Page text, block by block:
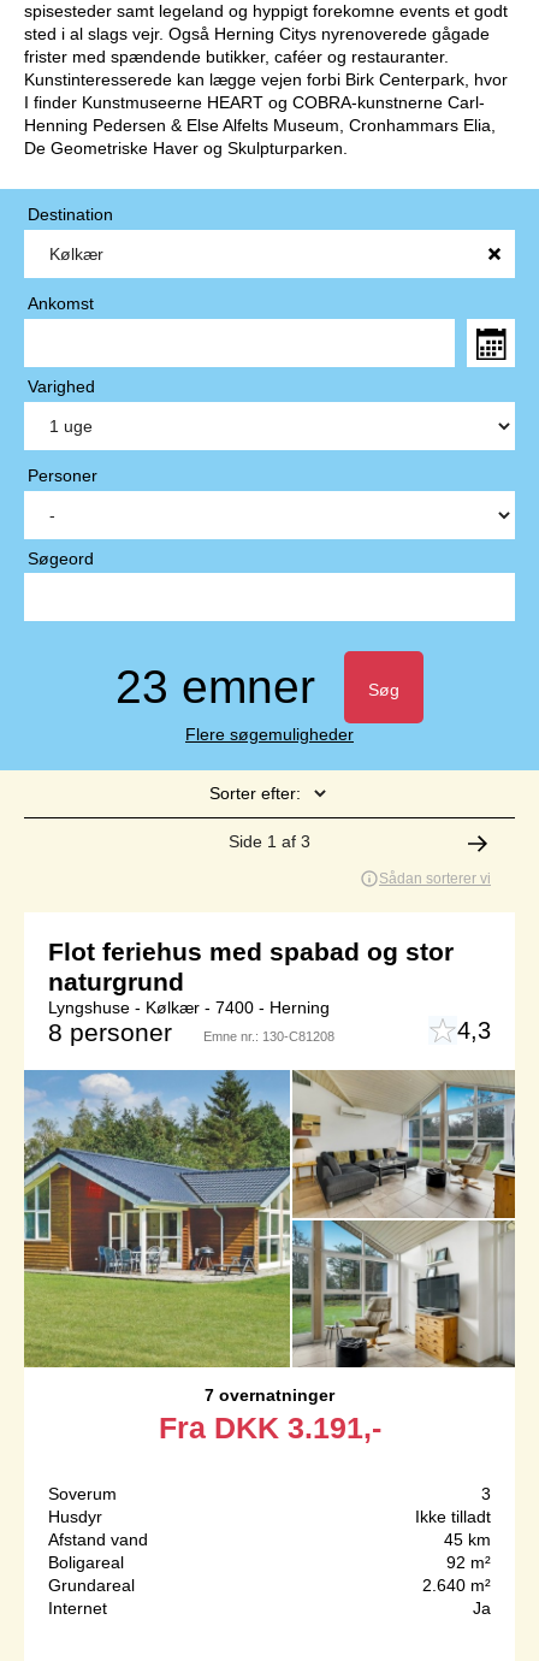
spisesteder samt legeland og hyppigt forekomne events et godt
sted i al slags vejr. Også Herning Citys nyrenoverede gågade
frister med spændende butikker, caféer og restauranter.
Kunstinteresserede kan lægge vejen forbi Birk Centerpark, hvor
I finder Kunstmuseerne HEART og COBRA-kunstnerne Carl-
Henning Pedersen & Else Alfelts Museum, Cronhammars Elia,
De Geometriske Haver og Skulpturparken.
Destination
Ankomst
Varighed
Personer
Søgeord
23 emner Søg
Flere søgemuligheder
Sorter efter:
Side 1 af 3
Sådan sorterer vi
Flot feriehus med spabad og stor
naturgrund
Lyngshuse - Kølkær - 7400 - Herning
8 personer Emne nr.: 130-C81208 4,3
7 overnatninger
Fra DKK 3.191,-
Soverum
3
Husdyr
Ikke tilladt
Afstand vand
45 km
Boligareal
92 m²
Grundareal
2.640 m²
Internet
Ja